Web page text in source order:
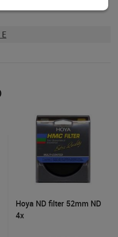
Hoya ND filter 52mm ND
4x